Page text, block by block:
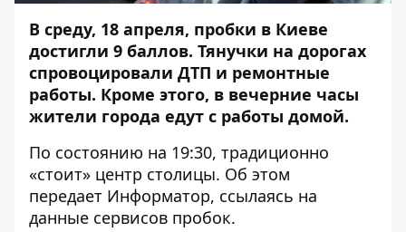
В среду, 18 апреля, пробки в Киеве
достигли 9 баллов. Тянучки на дорогах
спровоцировали ДТП и ремонтные
работы. Кроме этого, в вечерние часы
жители города едут с работы домой.
По состоянию на 19:30, традиционно
«стоит» центр столицы. Об этом
передает Информатор, ссылаясь на
данные сервисов пробок.